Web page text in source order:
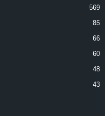
569
85
66
60
48
43